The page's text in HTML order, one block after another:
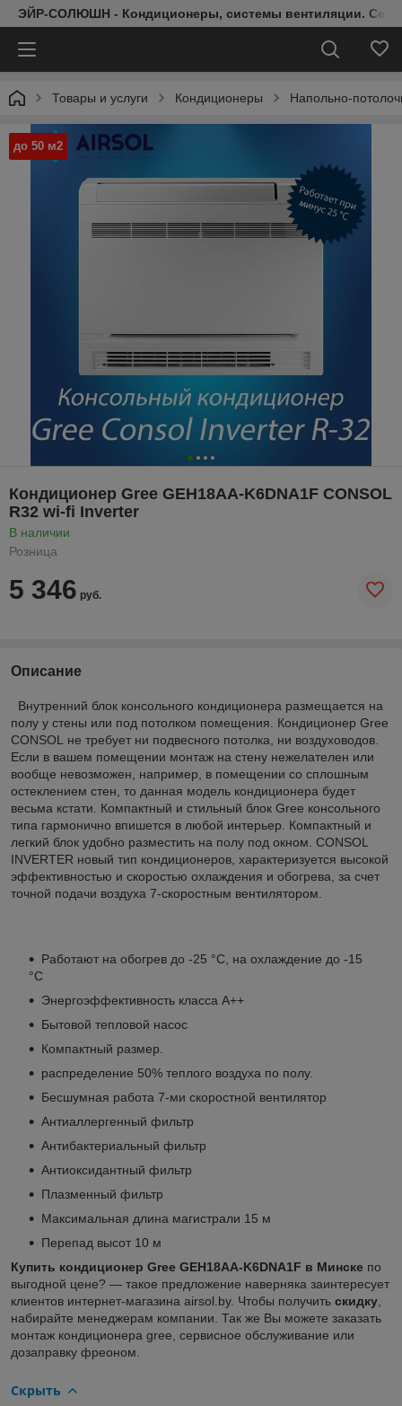
ЭЙР-СОЛЮШН - Кондиционеры, системы вентиляции.
Товары и услуги Кондиционеры Напольно-
до 50 м2
Кондиционер Gree GEH18AA-K6DNA1F CONSOL
R32 wi-fi Inverter
В наличии
Розница
5 346 руб.
Описание
Внутренний блок консольного кондиционера размещается на
полу у стены или под потолком помещения. Кондиционер Gree
CONSOL не требует ни подвесного потолка, ни воздуховодов.
Если в вашем помещении монтаж на стену нежелателен или
вообще невозможен, например, в помещении со сплошным
остеклением стен, то данная модель кондиционера будет
весьма кстати. Компактный и стильный блок Gree консольного
типа гармонично впишется в любой интерьер. Компактный и
легкий блок удобно разместить на полу под окном. CONSOL
INVERTER новый тип кондиционеров, характеризуется высокой
эффективностью и скоростью охлаждения и обогрева, за счет
точной подачи воздуха 7-скоростным вентилятором.
Работают на обогрев до -25 °С, на охлаждение до -15
°С
Энергоэффективность класса А++
Бытовой тепловой насос
Компактный размер.
распределение 50% теплого воздуха по полу.
Бесшумная работа 7-ми скоростной вентилятор
Антиаллергенный фильтр
Антибактериальный фильтр
Антиоксидантный фильтр
Плазменный фильтр
Максимальная длина магистрали 15 м
Перепад высот 10 м
Купить кондиционер Gree GEH18AA-K6DNA1F в Минске по
выгодной цене? — такое предложение наверняка заинтересует
клиентов интернет-магазина airsol.by. Чтобы получить скидку
набирайте менеджерам компании. Так же Вы можете заказать
монтаж кондиционера gree, сервисное обслуживание или
дозаправку фреоном.
Скрыть